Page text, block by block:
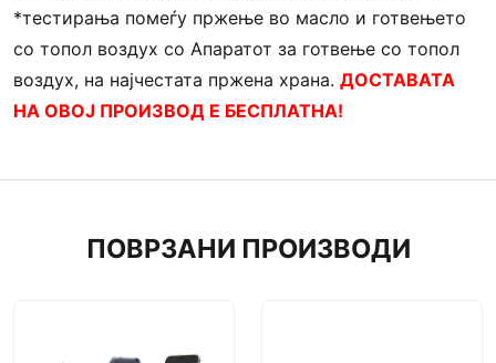
*тестирања помеѓу пржење во масло и готвењето
со топол воздух со Aпаратот за готвење со топол
воздух, на најчестата пржена храна. ДОСТАВАТА
НА ОВОЈ ПРОИЗВОД Е БЕСПЛАТНА!
ПОВРЗАНИ ПРОИЗВОДИ